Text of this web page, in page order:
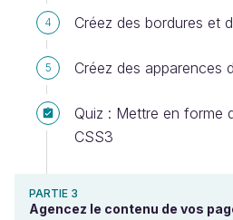
4 Créez des bordures et
5 Créez des apparences
Quiz : Mettre en forme
CSS3
PARTIE 3
Agencez le contenu de vos